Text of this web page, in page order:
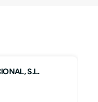
S.L.